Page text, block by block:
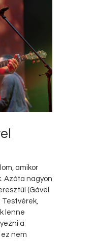
amikor
Azóta nagyon
(Gável
lenne
a
nem